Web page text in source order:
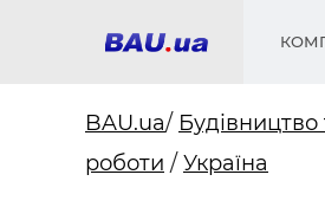
BAU.ua/ Будівництво
роботи / Україна